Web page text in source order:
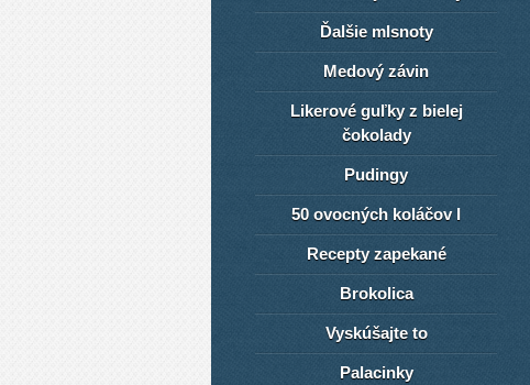
Ďalšie mlsnoty
Medový závin
Likerové guľky z bielej
čokolady
Pudingy
50 ovocných koláčov I
Recepty zapekané
Brokolica
Vyskúšajte to
Palacinky